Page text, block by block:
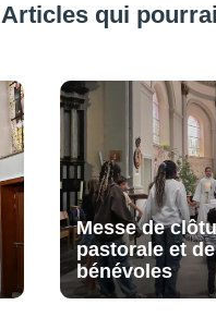
Articles qui
Messe de
pastorale et
bénévoles